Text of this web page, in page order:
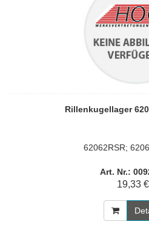
Rillenkugellager
62062RSR;
Art. Nr.:
19,33